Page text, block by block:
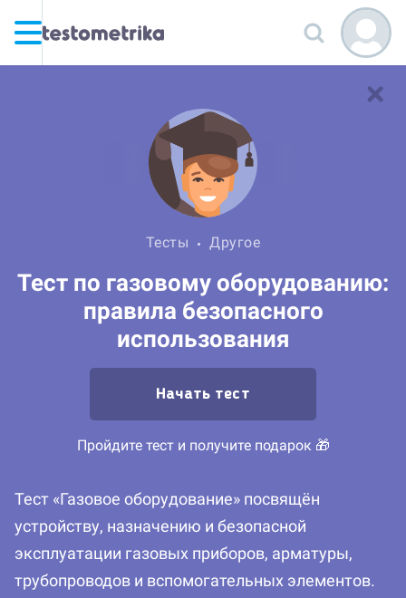
Тесты Другое
Тест по газовому оборудованию:
правила безопасного
использования
Начать тест
Пройдите тест и получите подарок 🎁
Тест «Газовое оборудование» посвящён
устройству, назначению и безопасной
эксплуатации газовых приборов, арматуры,
трубопроводов и вспомогательных элементов.